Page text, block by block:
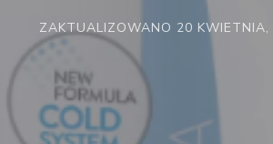
ZAKTUALIZOWANO 20